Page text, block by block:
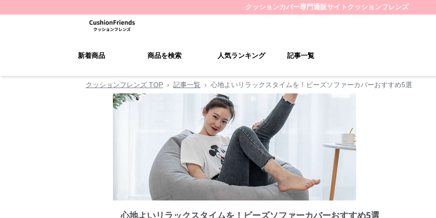
クッションカバー専門通販サイト クッションフレンズ
新着商品 商品を検索 人気ランキング 記事一覧
クッションフレンズ TOP › 記事一覧 › 心地よいリラックスタイムを！ビーズソファーカバーおすすめ5選
心地よいリラックスタイムを！ビーズソファーカバーおすすめ5選